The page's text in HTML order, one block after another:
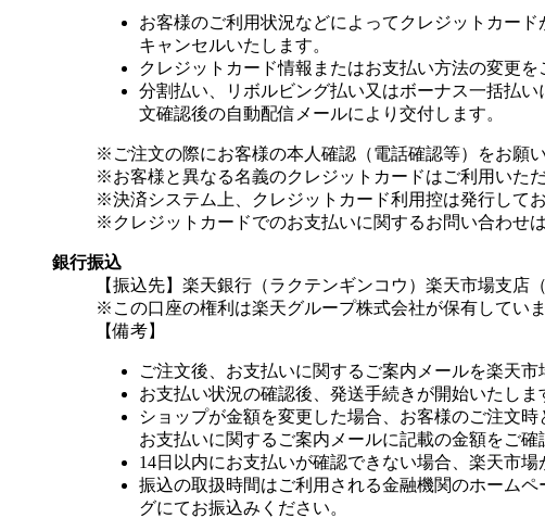
お客様のご利用状況などによってクレジットカー
キャンセルいたします。
クレジットカード情報またはお支払い方法の変更
分割払い、リボルビング払い又はボーナス一括払
文確認後の自動配信メールにより交付します。
※ご注文の際にお客様の本人確認（電話確認等）をお願
※お客様と異なる名義のクレジットカードはご利用いただ
※決済システム上、クレジットカード利用控は発行してお
※クレジットカードでのお支払いに関するお問い合わせは
銀行振込
【振込先】楽天銀行（ラクテンギンコウ）楽天市場支店
※この口座の権利は楽天グループ株式会社が保有していま
【備考】
ご注文後、お支払いに関するご案内メールを楽天市
お支払い状況の確認後、発送手続きが開始いたしま
ショップが金額を変更した場合、お客様のご注文
お支払いに関するご案内メールに記載の金額をご確
14日以内にお支払いが確認できない場合、楽天市
振込の取扱時間はご利用される金融機関のホーム
グにてお振込みください。